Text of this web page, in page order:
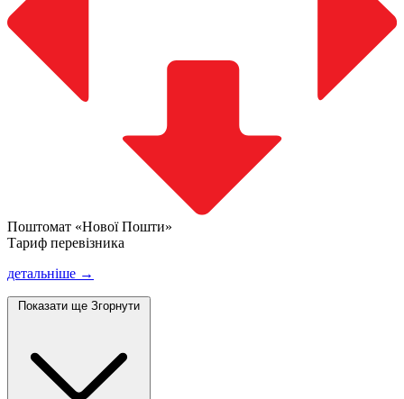
Поштомат «Нової Пошти»
Тариф перевізника
детальніше →
Показати ще Згорнути